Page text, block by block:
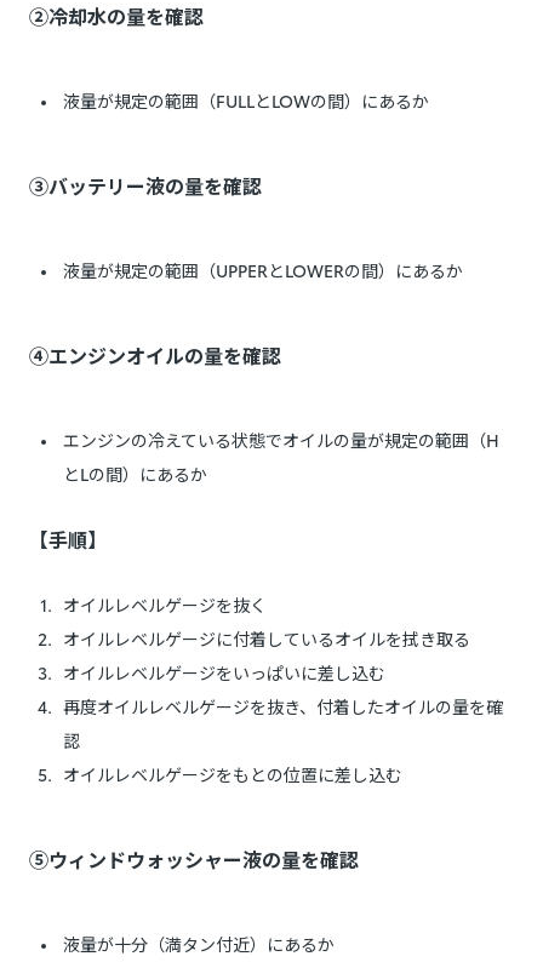
②冷却水の量を確認
液量が規定の範囲（FULLとLOWの間）にあるか
③バッテリー液の量を確認
液量が規定の範囲（UPPERとLOWERの間）にあるか
④エンジンオイルの量を確認
エンジンの冷えている状態でオイルの量が規定の範囲（H
とLの間）にあるか
【手順】
オイルレベルゲージを抜く
オイルレベルゲージに付着しているオイルを拭き取る
オイルレベルゲージをいっぱいに差し込む
再度オイルレベルゲージを抜き、付着したオイルの量を確
認
オイルレベルゲージをもとの位置に差し込む
⑤ウィンドウォッシャー液の量を確認
液量が十分（満タン付近）にあるか